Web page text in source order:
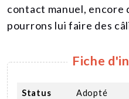
contact manuel, encore
pourrons lui faire des
Fiche
Status Adopté